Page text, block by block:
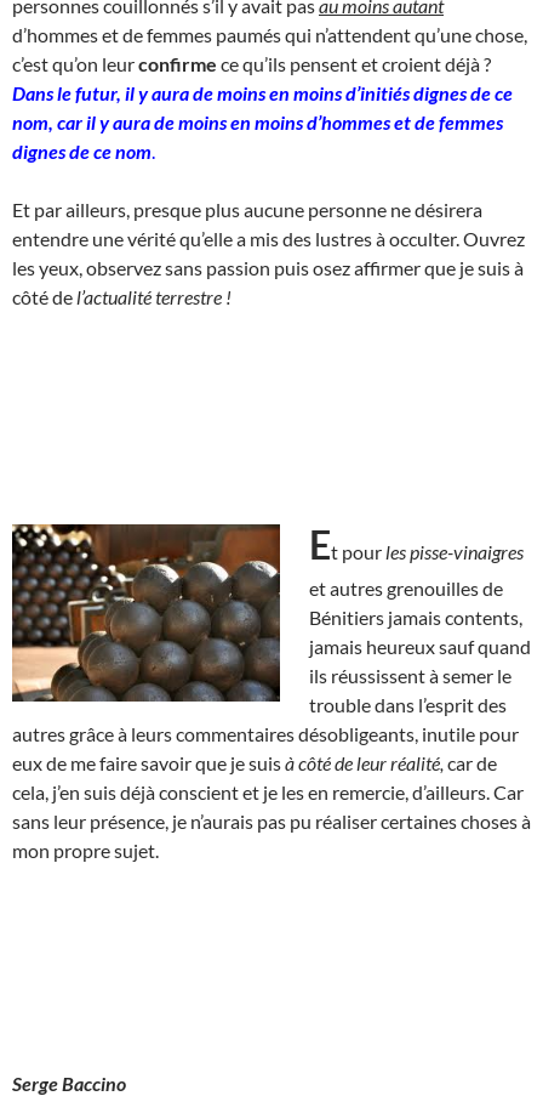
personnes couillonnés s’il y avait pasau moins autant
d’hommes et de femmes paumés qui n’attendent qu’une chose,
c’est qu’on leurconfirme ce qu’ils pensent et croient déjà ?
Dans le futur, il y aura de moins en moins d’initiés dignes de ce
nom, car il y aura de moins en moins d’hommes et de femmes
dignes de ce nom
Et par ailleurs, presque plus aucune personne ne désirera
entendre une vérité qu’elle a mis des lustres à occulter. Ouvrez
les yeux, observez sans passion puis osez affirmer que je suis à
côté de l’actualité terrestre !
Et pour les pisse-vinaigres
et autres grenouilles de
Bénitiers jamais contents,
jamais heureux sauf quand
ils réussissent à semer le
trouble dans l’esprit des
autres grâce à leurs commentaires désobligeants, inutile pour
eux de me faire savoir que je suisà côté de leur réalité, car de
cela, j’en suis déjà conscient et je les en remercie, d’ailleurs. Car
sans leur présence, je n’aurais pas pu réaliser certaines choses à
mon propre sujet.
Serge Baccino